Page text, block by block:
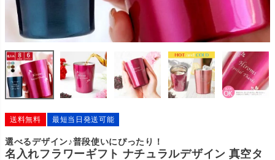
送料無料 最短当日発送可能
選べるデザイン♪普段使いにぴったり！
名入れフラワーギフト ナチュラルデザイン 真空タ